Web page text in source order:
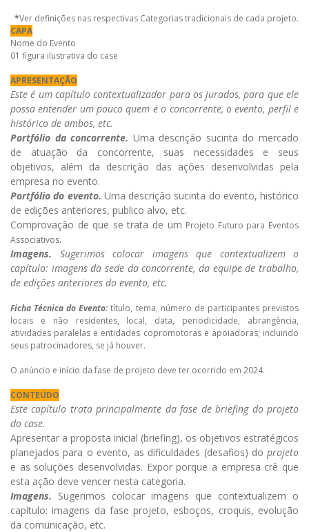
*Ver definições nas respectivas Categorias tradicionais de cada projeto.
CAPA
Nome do Evento
01 figura ilustrativa do case
APRESENTAÇÃO
Este é um capítulo contextualizador para os jurados, para que ele
possa entender um pouco quem é o concorrente, o evento, perfil e
histórico de ambos, etc.
Portfólio da concorrente. Uma descrição sucinta do mercado
de atuação da concorrente, suas necessidades e seus
objetivos, além da descrição das ações desenvolvidas pela
empresa no evento.
Portfólio do evento. Uma descrição sucinta do evento, histórico
de edições anteriores, publico alvo, etc.
Comprovação de que se trata de um Projeto Futuro para Eventos
Associativos.
Imagens. Sugerimos colocar imagens que contextualizem o
capítulo: imagens da sede da concorrente, da equipe de trabalho,
de edições anteriores do evento, etc.
Ficha Técnica do Evento: título, tema, número de participantes previstos
locais e não residentes, local, data, periodicidade, abrangência,
atividades paralelas e entidades copromotoras e apoiadoras; incluindo
seus patrocinadores, se já houver.
O anúncio e início da fase de projeto deve ter ocorrido em 2024.
CONTEÚDO
Este capítulo trata principalmente da fase de briefing do projeto
do case.
Apresentar a proposta inicial (briefing), os objetivos estratégicos
planejados para o evento, as dificuldades (desafios) do projeto
e as soluções desenvolvidas. Expor porque a empresa crê que
esta ação deve vencer nesta categoria.
Imagens. Sugerimos colocar imagens que contextualizem o
capítulo: imagens da fase projeto, esboços, croquis, evolução
da comunicação, etc.